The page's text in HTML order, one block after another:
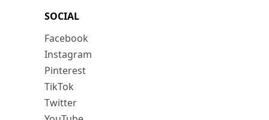
SOCIAL
Facebook
Instagram
Pinterest
TikTok
Twitter